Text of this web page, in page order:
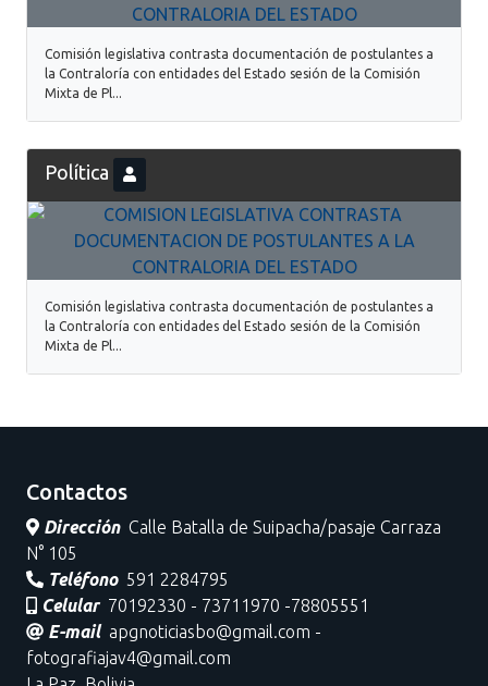
Comisión legislativa contrasta documentación de postulantes a
la Contraloría con entidades del Estado sesión de la Comisión
Mixta de Pl...
Política
Comisión legislativa contrasta documentación de postulantes a
la Contraloría con entidades del Estado sesión de la Comisión
Mixta de Pl...
Contactos
Dirección Calle Batalla de Suipacha/pasaje Carraza
N° 105
Teléfono 591 2284795
Celular 70192330 - 73711970 -78805551
E-mail apgnoticiasbo@gmail.com -
fotografiajav4@gmail.com